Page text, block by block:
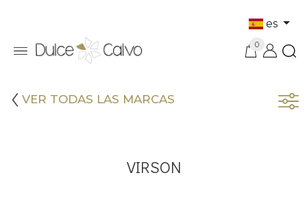
es
0
VER TODAS LAS MARCAS
VIRSON